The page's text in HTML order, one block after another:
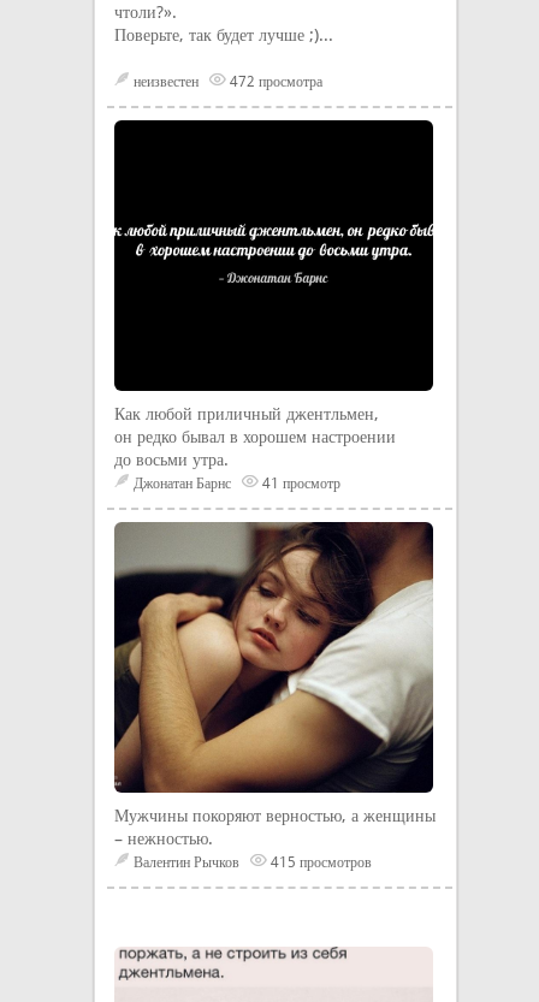
чтоли?».
Поверьте, так будет лучше ;)...
неизвестен 472 просмотра
Как любой приличный джентльмен,
он редко бывал в хорошем настроении
до восьми утра.
Джонатан Барнс 41 просмотр
Мужчины покоряют верностью, а женщины
– нежностью.
Валентин Рычков 415 просмотров